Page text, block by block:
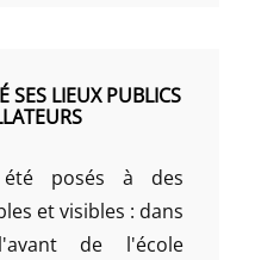
SES LIEUX PUBLICS
posés à des
et visibles : dans
de l'école